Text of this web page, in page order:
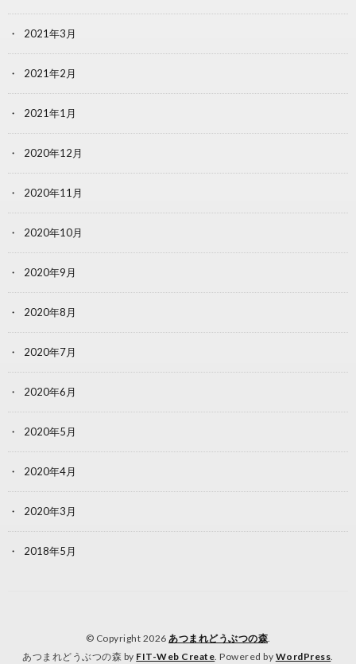
2021年3月
2021年2月
2021年1月
2020年12月
2020年11月
2020年10月
2020年9月
2020年8月
2020年7月
2020年6月
2020年5月
2020年4月
2020年3月
2018年5月
© Copyright 2026 あつまれどうぶつの森.
あつまれどうぶつの森 by FIT-Web Create. Powered by WordPress.